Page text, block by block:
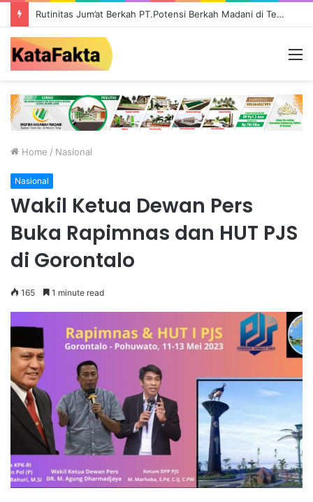
Rutinitas Jum’at Berkah PT.Potensi Berkah Madani di Tebo, Salurkan Bantuan ke Masyarakat
Home / Nasional
Nasional
Wakil Ketua Dewan Pers
Buka Rapimnas dan HUT PJS
di Gorontalo
165 1 minute read